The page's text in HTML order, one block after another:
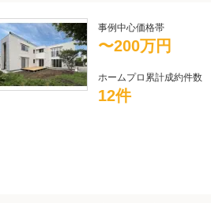
事例中心価格帯
〜200万円
ホームプロ累計成約件数
12件